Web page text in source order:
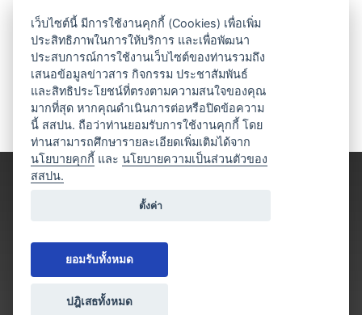
เว็บไซต์นี้ มีการใช้งานคุกกี้ (Cookies) เพื่อเพิ่ม
ประสิทธิภาพในการให้บริการ และเพื่อพัฒนา
ประสบการณ์การใช้งานเว็บไซต์ของท่านรวมถึง
เสนอข้อมูลข่าวสาร กิจกรรม ประชาสัมพันธ์
และสิทธิประโยชน์ที่ตรงตามความสนใจของคุณ
มากที่สุด หากคุณดำเนินการต่อหรือปิดข้อความ
นี้ สสปน. ถือว่าท่านยอมรับการใช้งานคุกกี้ โดย
ท่านสามารถศึกษารายละเอียดเพิ่มเติมได้จาก
นโยบายคุกกี้ และนโยบายความเป็นส่วนตัวของ
สสปน.
ตั้งค่า
ยอมรับทั้งหมด
ปฎิเสธทั้งหมด